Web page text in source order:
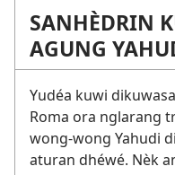
SANHÈDRIN
AGUNG
Yudéa kuwi
Roma ora nglarang
wong-wong Yahudi
aturan dhéwé. Nèk